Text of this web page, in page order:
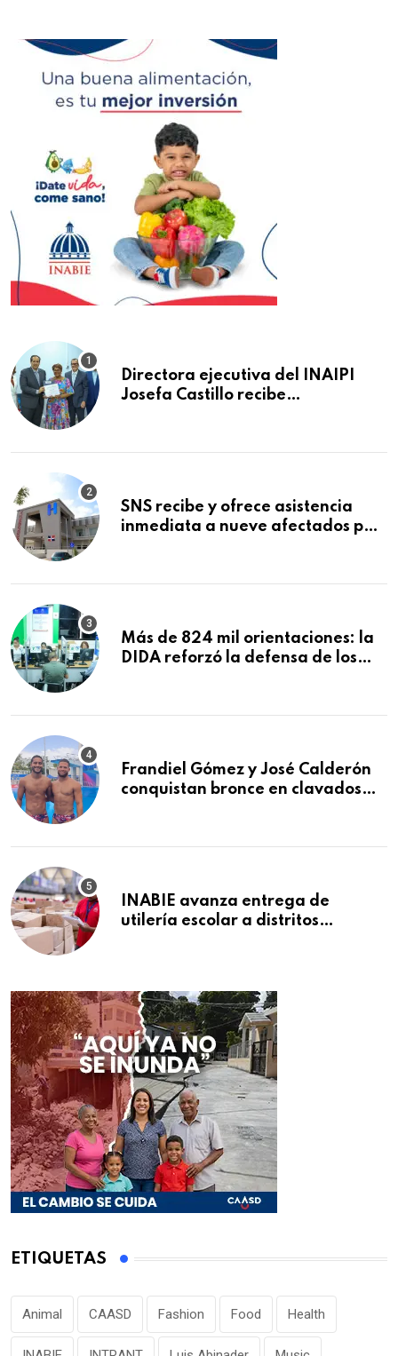
Directora ejecutiva del INAIPI
Josefa Castillo recibe
SNS recibe y ofrece asistencia
inmediata a nueve afectados por
Macorís
Más de 824 mil orientaciones: la
DIDA reforzó la defensa de los
Frandiel Gómez y José Calderón
conquistan bronce en clavados
INABIE avanza entrega de
utilería escolar a distritos
ETIQUETAS
Animal CAASD Fashion Food Health